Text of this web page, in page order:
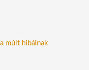
múlt hibáinak